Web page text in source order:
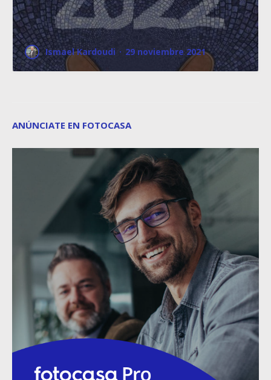
Ismael Kardoudi · 29 noviembre 2021
ANÚNCIATE EN FOTOCASA